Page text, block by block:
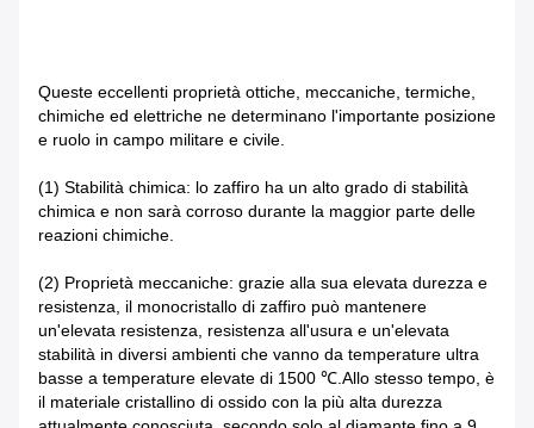
Queste eccellenti proprietà ottiche, meccaniche, termiche,
chimiche ed elettriche ne determinano l'importante posizione
e ruolo in campo militare e civile.
(1) Stabilità chimica: lo zaffiro ha un alto grado di stabilità
chimica e non sarà corroso durante la maggior parte delle
reazioni chimiche.
(2) Proprietà meccaniche: grazie alla sua elevata durezza e
resistenza, il monocristallo di zaffiro può mantenere
un'elevata resistenza, resistenza all'usura e un'elevata
stabilità in diversi ambienti che vanno da temperature ultra
basse a temperature elevate di 1500 ℃.Allo stesso tempo, è
il materiale cristallino di ossido con la più alta durezza